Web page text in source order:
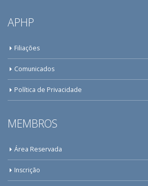
APHP
Filiações
Comunicados
Política de Privacidade
MEMBROS
Área Reservada
Inscrição